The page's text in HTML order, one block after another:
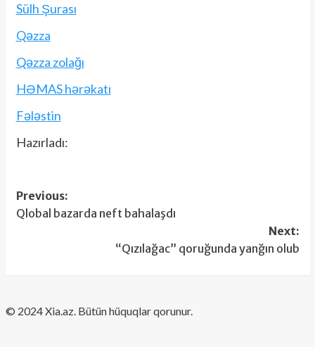
Sülh Şurası
Qəzza
Qəzza zolağı
HƏMAS hərəkatı
Fələstin
Hazırladı:
Post
navigation
Previous:
Qlobal bazarda neft bahalaşdı
Next:
“Qızılağac” qoruğunda yanğın olub
​© 2024 Xia.az. Bütün hüquqlar qorunur.